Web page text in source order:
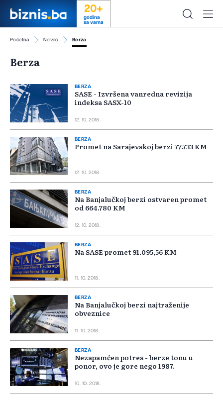
20+
godina
sa vama
Početna Novac Berza
Berza
BERZA
SASE - Izvršena vanredna revizija
indeksa SASX-10
12. 10. 2018.
BERZA
Promet na Sarajevskoj berzi 77.733 KM
12. 10. 2018.
BERZA
Na Banjalučkoj berzi ostvaren promet
od 664.780 KM
12. 10. 2018.
BERZA
Na SASE promet 91.095,56 KM
11. 10. 2018.
BERZA
Na Banjalučkoj berzi najtraženije
obveznice
11. 10. 2018.
BERZA
Nezapamćen potres - berze tonu u
ponor, ovo je gore nego 1987.
10. 10. 2018.